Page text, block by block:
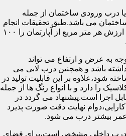
درب ورودی ساختمان از جمله
می باشد.طبق تحقیقات انجام
شده،درب لابی لوکس می تواند ارزش هر متر مربع از آپارتمان را ۱۰۰
به عرض و ارتفاع می تواند
۷ سانتی متر داشته باشد و همچنین درب لابی می
شود،علاوه بر این قابلیت تولید در
را دارد و با انواع رنگ ها از جمله
اجرا است.پیشنهاد می گردد در
نهایت دقت صورت پذیرد
عمر بیشتر درب می شود.
درب داخلی مشخص است،برای فضای